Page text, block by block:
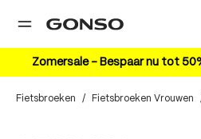
Zomersale – Bespaar nu tot
Fietsbroeken / Fietsbroeken Vrouwen